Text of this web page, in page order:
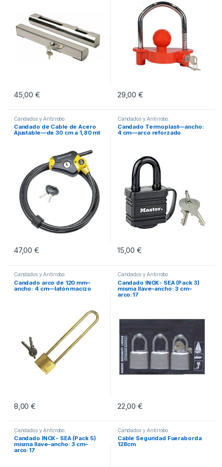
45,00€ 29,00€
Candados y Antirrobo
Candado de Cable de Acero
Ajustable—de 30 cm a 1,80 mt
47,00€
Candados y Antirrobo
Candado Termoplast—ancho:
4 cm—arco reforzado
15,00€
Candados y Antirrobo
Candado arco de 120 mm–
ancho: 4 cm—latón macizo
8,00€
Candados y Antirrobo
Candado INOX- SEA (Pack 3)
misma llave–ancho: 3 cm–
arco:17
22,00€
Candados y Antirrobo
Candado INOX- SEA (Pack 5)
misma llave–ancho: 3 cm–
arco:17
Candados y Antirrobo
Cable Seguridad Fueraborda
128cm